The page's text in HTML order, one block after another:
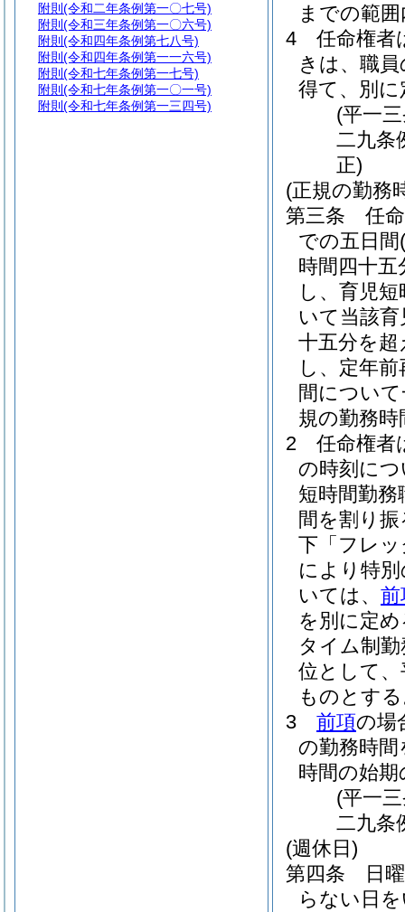
までの範
4
任命権者
きは、職
得て、別
(平一
二九条
正)
(正規の勤務
第三条
任
での五日間
時間四十
し、育児
いて当該
十五分を
し、定年
間につい
規の勤務
2
任命権者
の時刻に
短時間勤
間を割り
下「フレ
により特
いては、 前
を別に定
タイム制
位として
ものとす
3
前項の場
の勤務時
時間の始
(平一
二九条
(週休日)
第四条
日
らない日
附則 (令和二年条例第一〇七号)
附則 (令和三年条例第一〇六号)
附則 (令和四年条例第七八号)
附則 (令和四年条例第一一六号)
附則 (令和七年条例第一七号)
附則 (令和七年条例第一〇一号)
附則 (令和七年条例第一三四号)